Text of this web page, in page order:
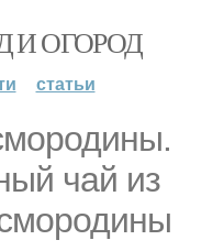
И ОГОРОД
статьи
чай из